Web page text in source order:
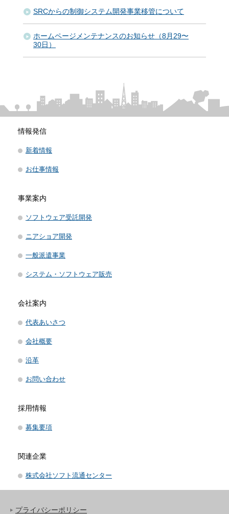
SRCからの制御システム開発事業移管について
ホームページメンテナンスのお知らせ（8月29〜
30日）
情報発信
新着情報
お仕事情報
事業案内
ソフトウェア受託開発
ニアショア開発
一般派遣事業
システム・ソフトウェア販売
会社案内
代表あいさつ
会社概要
沿革
お問い合わせ
採用情報
募集要項
関連企業
株式会社ソフト流通センター
プライバシーポリシー